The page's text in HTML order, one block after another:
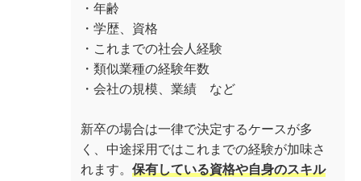
・年齢
・学歴、資格
・これまでの社会人経験
・類似業種の経験年数
・会社の規模、業績 など
新卒の場合は一律で決定するケースが多
く、中途採用ではこれまでの経験が加味さ
れます。 保有している資格や自身のスキル